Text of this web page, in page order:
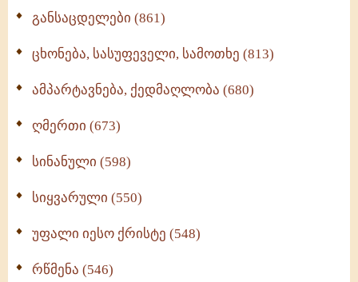
განსაცდელები (861)
ცხონება, სასუფეველი, სამოთხე (813)
ამპარტავნება, ქედმაღლობა (680)
ღმერთი (673)
სინანული (598)
სიყვარული (550)
უფალი იესო ქრისტე (548)
რწმენა (546)